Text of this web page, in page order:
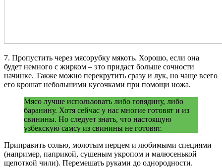
7. Пропустить через мясорубку мякоть. Хорошо, если она
будет немного с жирком – это придаст больше сочности
начинке. Также можно перекрутить сразу и лук, но чаще всего
его крошат небольшими кусочками при помощи ножа.
Мясо лучше использовать либо говядину, либо
баранину. Хотя сейчас у нас многие готовят и из
свинины. Но следует знать, что настоящую
узбекскую самсу из свинины не готовят.
Приправить солью, молотым перцем и любимыми специями
(например, паприкой, сушеным укропом и малюсенькой
щепоткой чили). Перемешать руками до однородности.